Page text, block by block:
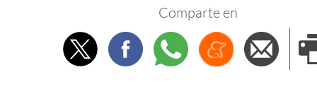
Comparte en
TwitterFacebookWhatsappMenéame